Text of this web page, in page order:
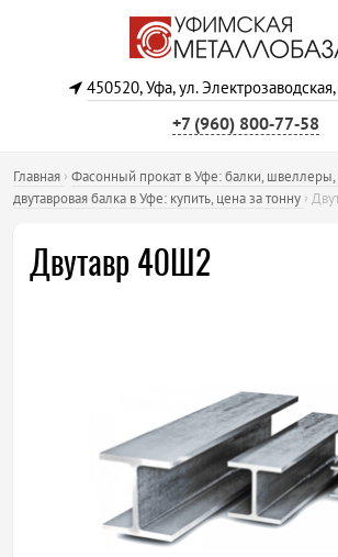
450520, Уфа, ул.
+7 (960) 800‐77‐58
Главная › Фасонный прокат в Уфе: балки, швеллеры,
двутавровая балка в Уфе: купить, цена за тонну ›
Двутавр 40Ш2